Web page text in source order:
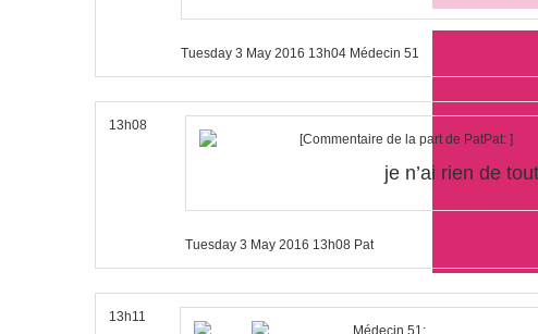
Tuesday 3 May 2016 13h04 Médecin 51
13h08
[Commentaire de la part de PatPat: ]
je n’ai rien de
Tuesday 3 May 2016 13h08 Pat
13h11